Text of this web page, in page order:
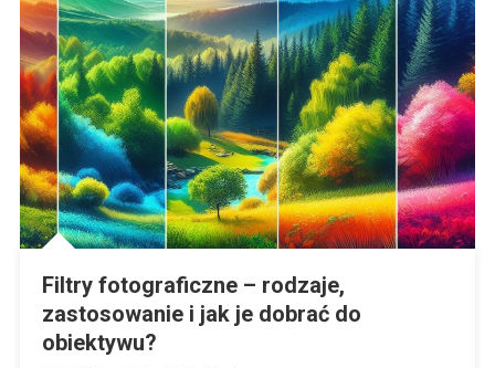
Filtry fotograficzne – rodzaje,
zastosowanie i jak je dobrać do
obiektywu?